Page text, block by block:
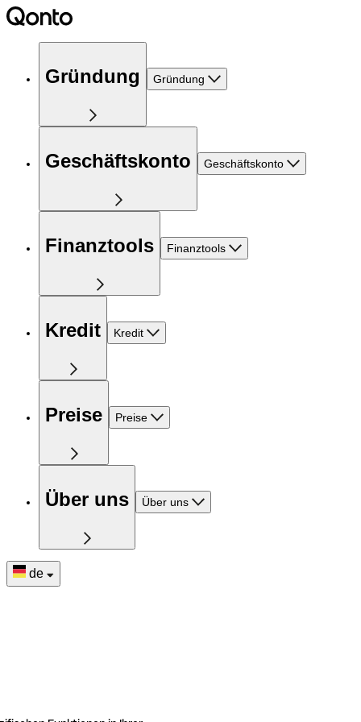
Gründung Gründung
Geschäftskonto Geschäftskonto
Finanztools Finanztools
Kredit Kredit
Preise Preise
Über uns Über uns
de